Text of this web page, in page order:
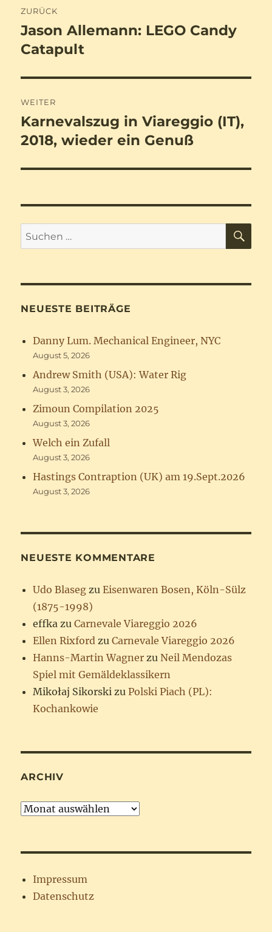
ZURÜCK
Vorheriger
Beitrag:
Jason Allemann: LEGO Candy
Catapult
WEITER
Nächster
Beitrag:
Karnevalszug in Viareggio (IT),
2018, wieder ein Genuß
Suchen
nach:
NEUESTE BEITRÄGE
Danny Lum. Mechanical Engineer, NYC
August 5, 2026
Andrew Smith (USA): Water Rig
August 3, 2026
Zimoun Compilation 2025
August 3, 2026
Welch ein Zufall
August 3, 2026
Hastings Contraption (UK) am 19.Sept.2026
August 3, 2026
NEUESTE KOMMENTARE
Udo Blaseg zuEisenwaren Bosen, Köln-Sülz
(1875-1998)
effka zuCarnevale Viareggio 2026
Ellen Rixford zuCarnevale Viareggio 2026
Hanns-Martin Wagner zuNeil Mendozas
Spiel mit Gemäldeklassikern
Mikołaj Sikorski zuPolski Piach (PL):
Kochankowie
ARCHIV
Archiv
Impressum
Datenschutz